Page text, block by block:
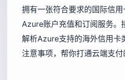
拥有一张符合要求的国际信
Azure账户充值和订阅服务。
解析Azure支持的海外信用卡
注意事项，帮你打通云端支付